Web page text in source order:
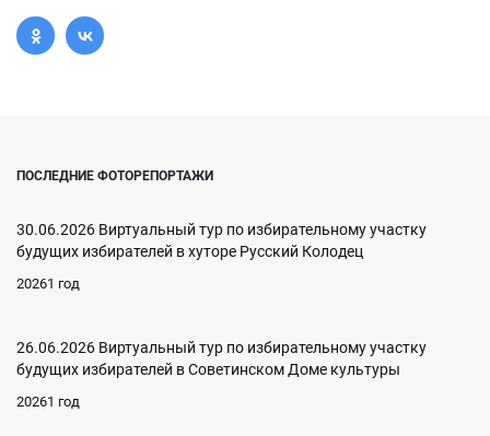
ПОСЛЕДНИЕ ФОТОРЕПОРТАЖИ
30.06.2026 Виртуальный тур по избирательному участку
будущих избирателей в хуторе Русский Колодец
20261 год
26.06.2026 Виртуальный тур по избирательному участку
будущих избирателей в Советинском Доме культуры
20261 год